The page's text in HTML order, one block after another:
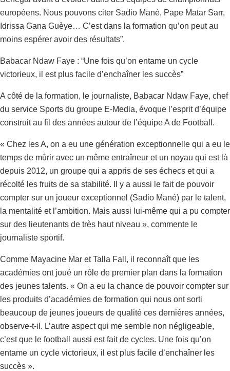
européens. Nous pouvons citer Sadio Mané, Pape Matar Sarr,
Idrissa Gana Guèye… C’est dans la formation qu’on peut au
moins espérer avoir des résultats”.
Babacar Ndaw Faye : “Une fois qu’on entame un cycle
victorieux, il est plus facile d’enchaîner les succès”
A côté de la formation, le journaliste, Babacar Ndaw Faye, chef
du service Sports du groupe E-Media, évoque l’esprit d’équipe
construit au fil des années autour de l’équipe A de Football.
« Chez les A, on a eu une génération exceptionnelle qui a eu le
temps de mûrir avec un même entraîneur et un noyau qui est là
depuis 2012, un groupe qui a appris de ses échecs et qui a
récolté les fruits de sa stabilité. Il y a aussi le fait de pouvoir
compter sur un joueur exceptionnel (Sadio Mané) par le talent,
la mentalité et l’ambition. Mais aussi lui-même qui a pu compter
sur des lieutenants de très haut niveau », commente le
journaliste sportif.
Comme Mayacine Mar et Talla Fall, il reconnaît que les
académies ont joué un rôle de premier plan dans la formation
des jeunes talents. « On a eu la chance de pouvoir compter sur
les produits d’académies de formation qui nous ont sorti
beaucoup de jeunes joueurs de qualité ces dernières années,
observe-t-il. L’autre aspect qui me semble non négligeable,
c’est que le football aussi est fait de cycles. Une fois qu’on
entame un cycle victorieux, il est plus facile d’enchaîner les
succès ».